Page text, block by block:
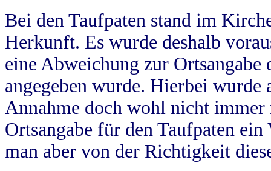
Bei den Taufpaten stand im
Herkunft. Es wurde deshalb
eine Abweichung zur
angegeben wurde. Hierbei wurde
Annahme doch wohl nicht
Ortsangabe für den Taufpaten
man aber von der Richtigkeit